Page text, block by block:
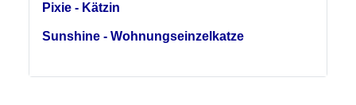
Pixie - Kätzin
Sunshine - Wohnungseinzelkatze